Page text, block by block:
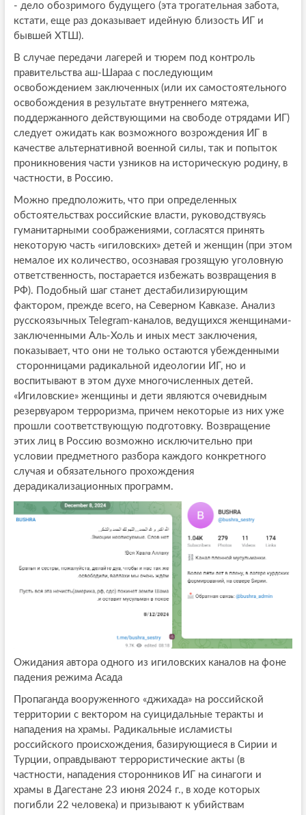
- дело обозримого будущего (эта трогательная забота,
кстати, еще раз доказывает идейную близость ИГ и
бывшей ХТШ).
В случае передачи лагерей и тюрем под контроль
правительства аш-Шараа с последующим
освобождением заключенных (или их самостоятельного
освобождения в результате внутреннего мятежа,
поддержанного действующими на свободе отрядами ИГ)
следует ожидать как возможного возрождения ИГ в
качестве альтернативной военной силы, так и попыток
проникновения части узников на историческую родину, в
частности, в Россию.
Можно предположить, что при определенных
обстоятельствах российские власти, руководствуясь
гуманитарными соображениями, согласятся принять
некоторую часть «игиловских» детей и женщин (при этом
немалое их количество, осознавая грозящую уголовную
ответственность, постарается избежать возвращения в
РФ). Подобный шаг станет дестабилизирующим
фактором, прежде всего, на Северном Кавказе. Анализ
русскоязычных Telegram-каналов, ведущихся женщинами-
заключенными Аль-Холь и иных мест заключения,
показывает, что они не только остаются убежденными
сторонницами радикальной идеологии ИГ, но и
воспитывают в этом духе многочисленных детей.
«Игиловские» женщины и дети являются очевидным
резервуаром терроризма, причем некоторые из них уже
прошли соответствующую подготовку. Возвращение
этих лиц в Россию возможно исключительно при
условии предметного разбора каждого конкретного
случая и обязательного прохождения
дерадикализационных программ.
Ожидания автора одного из игиловских каналов на фоне
падения режима Асада
Пропаганда вооруженного «джихада» на российской
территории с вектором на суицидальные теракты и
нападения на храмы. Радикальные исламисты
российского происхождения, базирующиеся в Сирии и
Турции, оправдывают террористические акты (в
частности, нападения сторонников ИГ на синагоги и
храмы в Дагестане 23 июня 2024 г., в ходе которых
погибли 22 человека) и призывают к убийствам